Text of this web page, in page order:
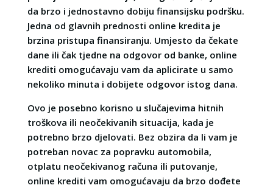
da brzo i jednostavno dobiju finansijsku podršku.
Jedna od glavnih prednosti online kredita je
brzina pristupa finansiranju. Umjesto da čekate
dane ili čak tjedne na odgovor od banke, online
krediti omogućavaju vam da aplicirate u samo
nekoliko minuta i dobijete odgovor istog dana.
Ovo je posebno korisno u slučajevima hitnih
troškova ili neočekivanih situacija, kada je
potrebno brzo djelovati. Bez obzira da li vam je
potreban novac za popravku automobila,
otplatu neočekivanog računa ili putovanje,
online krediti vam omogućavaju da brzo dođete